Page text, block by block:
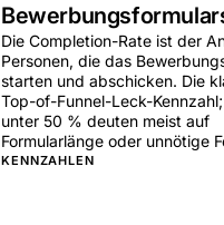
Die Completion-Rate ist der
Personen, die das
starten und abschicken. Die
Top-of-Funnel-Leck-
unter 50 % deuten meist auf
Formularlänge oder unnötige
KENNZAHLEN